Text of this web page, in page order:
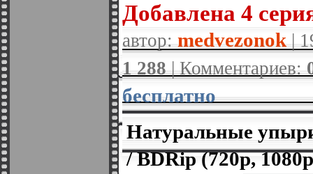
Добавленa 4
автор: medvezonok |
1 288| Комментариев:
бесплатно
Натуральные
/ BDRip (720p,